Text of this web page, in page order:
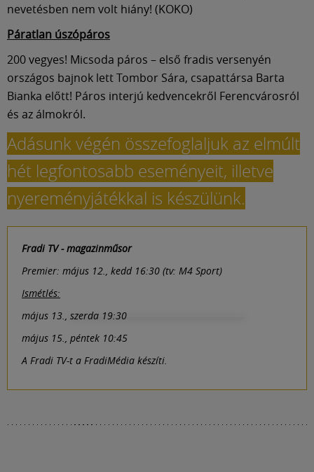
nevetésben nem volt hiány! (KOKO)
Páratlan úszópáros
200 vegyes! Micsoda páros – első fradis versenyén
országos bajnok lett Tombor Sára, csapattársa Barta
Bianka előtt! Páros interjú kedvencekről Ferencvárosról
és az álmokról.
Adásunk végén összefoglaljuk az elmúlt
hét legfontosabb eseményeit, illetve
nyereményjátékkal is készülünk.
Fradi TV - magazinműsor
Premier: május 12., kedd 16:30 (tv: M4 Sport)
Ismétlés:
május 13., szerda 19:30
május 15., péntek 10:45
A Fradi TV-t a FradiMédia készíti.